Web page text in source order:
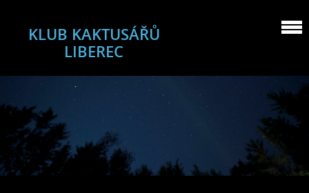
KLUB KAKTUSÁŘŮ
LIBEREC